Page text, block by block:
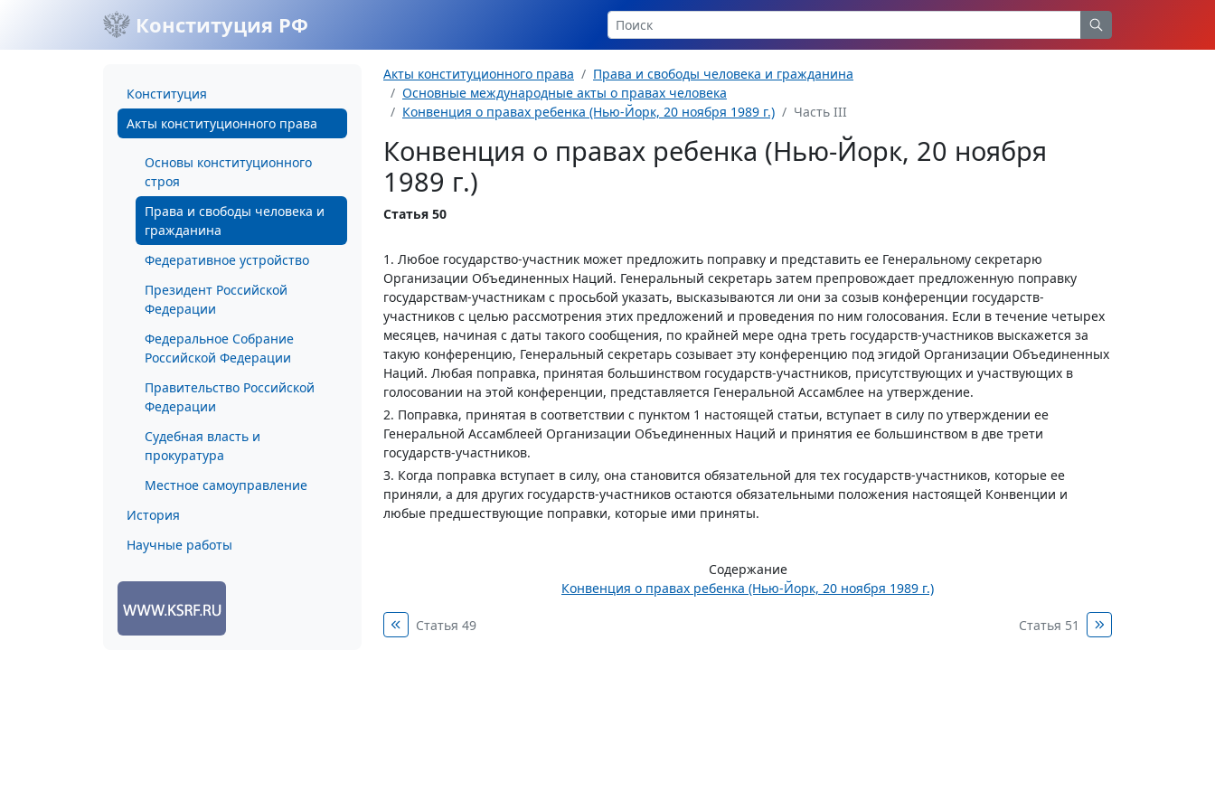
Конституция РФ
Конституция
Акты конституционного права
Основы конституционного
строя
Права и свободы человека и
гражданина
Федеративное устройство
Президент Российской
Федерации
Федеральное Собрание
Российской Федерации
Правительство Российской
Федерации
Судебная власть и
прокуратура
Местное самоуправление
История
Научные работы
Акты конституционного права
Права и свободы человека и гражданина
Основные международные акты о правах человека
Конвенция о правах ребенка (Нью-Йорк, 20 ноября 1989 г.)
Часть III
Конвенция о правах ребенка (Нью-Йорк, 20 ноября
1989 г.)
Статья 50
1. Любое государство-участник может предложить поправку и представить ее Генеральному секретарю
Организации Объединенных Наций. Генеральный секретарь затем препровождает предложенную поправку
государствам-участникам с просьбой указать, высказываются ли они за созыв конференции государств-
участников с целью рассмотрения этих предложений и проведения по ним голосования. Если в течение четырех
месяцев, начиная с даты такого сообщения, по крайней мере одна треть государств-участников выскажется за
такую конференцию, Генеральный секретарь созывает эту конференцию под эгидой Организации Объединенных
Наций. Любая поправка, принятая большинством государств-участников, присутствующих и участвующих в
голосовании на этой конференции, представляется Генеральной Ассамблее на утверждение.
2. Поправка, принятая в соответствии с пунктом 1 настоящей статьи, вступает в силу по утверждении ее
Генеральной Ассамблеей Организации Объединенных Наций и принятия ее большинством в две трети
государств-участников.
3. Когда поправка вступает в силу, она становится обязательной для тех государств-участников, которые ее
приняли, а для других государств-участников остаются обязательными положения настоящей Конвенции и
любые предшествующие поправки, которые ими приняты.
Содержание
Конвенция о правах ребенка (Нью-Йорк, 20 ноября 1989 г.)
Статья 49 Статья 51